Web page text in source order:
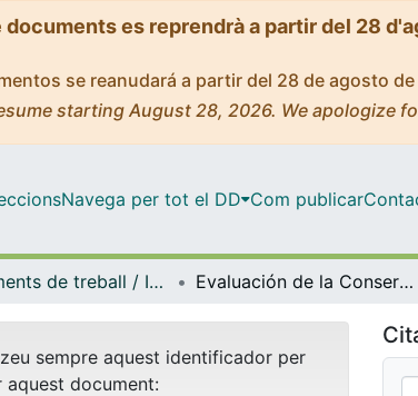
es reprendrà a partir del 28
se reanudará a partir del 28 de agosto
starting August 28, 2026. We apologize
Navega per tot el DD Com publicar
Documents de treball / Informes (CRAI-UB) Evaluación de la Conservación de la Colección Sabater Pi en la Biblioteca de la Universitat de Barcelona
sempre aquest identificador per
document: